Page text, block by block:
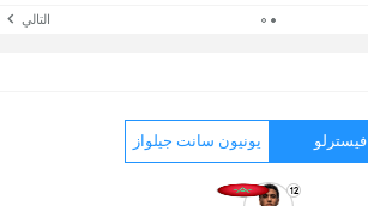
التالي
فيسترلو يونيون سانت جيلواز
12